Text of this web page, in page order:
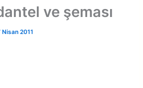
ve şeması
Nisan 2011